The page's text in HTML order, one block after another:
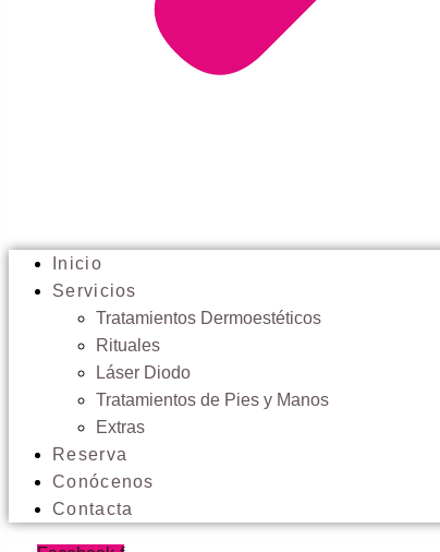
Inicio
Servicios
Tratamientos Dermoestéticos
Rituales
Láser Diodo
Tratamientos de Pies y Manos
Extras
Reserva
Conócenos
Contacta